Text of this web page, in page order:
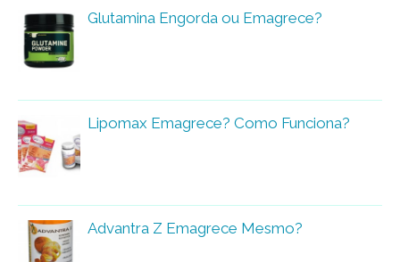
Glutamina Engorda ou Emagrece?
Lipomax Emagrece? Como Funciona?
Advantra Z Emagrece Mesmo?